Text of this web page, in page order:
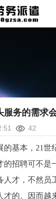
服务的需求
42
的基本，21世
的招聘可不是
人才，不然员
才的。因而越